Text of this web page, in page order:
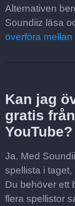
Alternativen
Soundiiz läsa
överföra
Kan jag
gratis
YouTube?
Ja. Med
spellista i
Du behöver ett
flera spellistor